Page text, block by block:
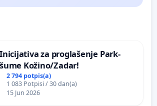
Inicijativa za proglašenje Park-
šume Kožino/Zadar!
2 794 potpis(a)
1 083 Potpisi / 30 dan(a)
15 Jun 2026